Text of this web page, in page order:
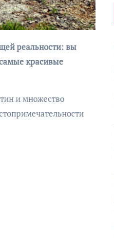
красивые
и множество